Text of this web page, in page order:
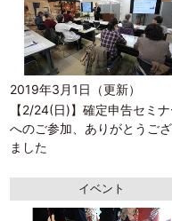
2019年3月1日（更新）
【2/24(日)】確定申告セミ
へのご参加、ありがとうご
ました
イベント